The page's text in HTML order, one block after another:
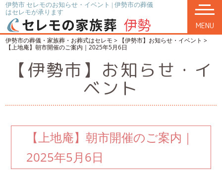
伊勢市 セレモのお知らせ・イベント | 伊勢市の葬儀
はセレモが承ります
MENU
伊勢市の葬儀・家族葬・お葬式はセレモ > 【伊勢市】お知らせ・イベント >
【上地庵】朝市開催のご案内｜2025年5月6日
【伊勢市】お知らせ・イ
ベント
【上地庵】朝市開催のご案内｜
2025年5月6日